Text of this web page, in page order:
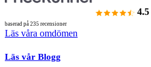
4.5
baserad på 235 recensioner
Läs våra omdömen
Läs vår Blogg